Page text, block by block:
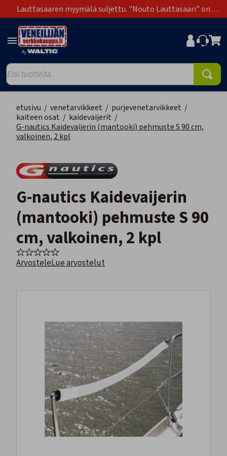
Lauttasaaren myymälä suljettu. "Nouto Lauttasaari" on
poistunut toimitustapavaihtoehdoista.
etusivu / venetarvikkeet / purjevenetarvikkeet /
kaiteen osat / kaidevaijerit /
G-nautics Kaidevaijerin (mantooki) pehmuste S 90 cm,
valkoinen, 2 kpl
G-nautics Kaidevaijerin
(mantooki) pehmuste S 90
cm, valkoinen, 2 kpl
ArvosteleLue arvostelut